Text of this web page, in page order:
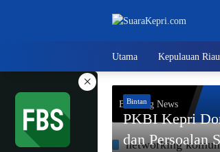
Utama Kepulauan Riau
×
Breaking News
networking
Bintan
PKBI Kepri
dan Persoalan